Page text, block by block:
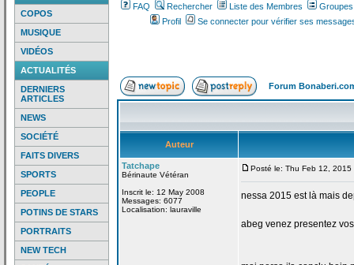
COPOS
MUSIQUE
VIDÉOS
ACTUALITÉS
DERNIERS
ARTICLES
NEWS
SOCIÉTÉ
FAITS DIVERS
SPORTS
PEOPLE
POTINS DE STARS
PORTRAITS
NEW TECH
FAQ Rechercher Liste des Membres
Profil
Se connecter pour vérifier ses
Forum
Auteur
Tatchape
Bérinaute Vétéran
Inscrit le: 12 May 2008
Messages: 6077
Localisation: lauraville
Posté le: Thu Feb 12, 2015
nessa 2015 est là mais
abeg venez presentez